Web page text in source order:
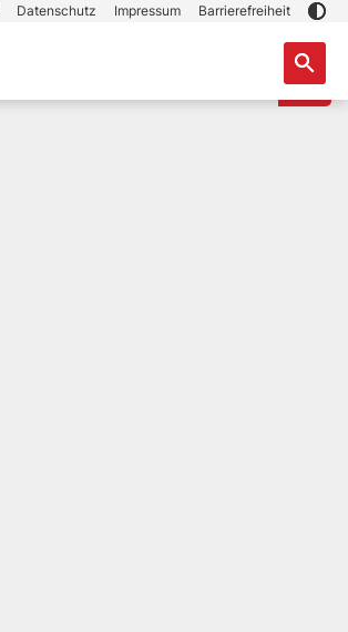
Datenschutz Impressum Barrierefreiheit